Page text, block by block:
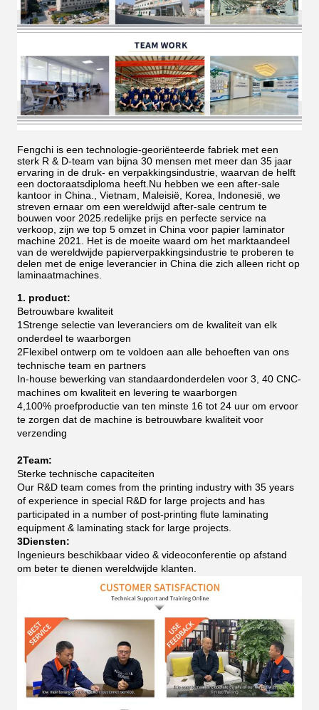
Fengchi is een technologie-georiënteerde fabriek met een
sterk R & D-team van bijna 30 mensen met meer dan 35 jaar
ervaring in de druk- en verpakkingsindustrie, waarvan de helft
een doctoraatsdiploma heeft.Nu hebben we een after-sale
kantoor in China., Vietnam, Maleisië, Korea, Indonesië, we
streven ernaar om een wereldwijd after-sale centrum te
bouwen voor 2025.redelijke prijs en perfecte service na
verkoop, zijn we top 5 omzet in China voor papier laminator
machine 2021.
Het is de moeite waard om het marktaandeel
van de wereldwijde papierverpakkingsindustrie te proberen te
delen met de enige leverancier in China die zich alleen richt op
laminaatmachines.
1. product:
Betrouwbare kwaliteit
1Strenge selectie van leveranciers om de kwaliteit van elk
onderdeel te waarborgen
2Flexibel ontwerp om te voldoen aan alle behoeften van ons
technische team en partners
In-house bewerking van standaardonderdelen voor 3, 40 CNC-
machines om kwaliteit en levering te waarborgen
4,100% proefproductie van ten minste 16 tot 24 uur om ervoor
te zorgen dat de machine is betrouwbare kwaliteit voor
verzending
2Team:
Sterke technische capaciteiten
Our R&D team comes from the printing industry with 35 years
of experience in special R&D for large projects and has
participated in a number of post-printing flute laminating
equipment & laminating stack for large projects.
3Diensten:
Ingenieurs beschikbaar video & videoconferentie op afstand
om beter te dienen wereldwijde klanten.